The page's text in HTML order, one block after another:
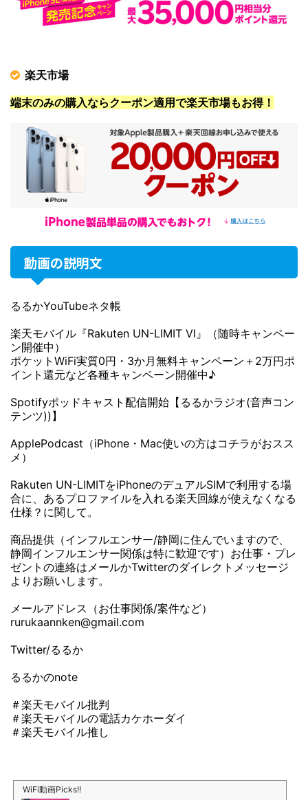
楽天市場
端末のみの購入ならクーポン適用で楽天市場もお得！
動画の説明文
るるかYouTubeネタ帳
楽天モバイル『Rakuten UN-LIMIT Ⅵ』（随時キャンペー
ン開催中）
ポケットWiFi実質0円・3か月無料キャンペーン＋2万円ポ
イント還元など各種キャンペーン開催中♪
Spotifyポッドキャスト配信開始【るるかラジオ(音声コン
テンツ))】
ApplePodcast（iPhone・Mac使いの方はコチラがおスス
メ）
Rakuten UN-LIMITをiPhoneのデュアルSIMで利用する場
合に、あるプロファイルを入れる楽天回線が使えなくなる
仕様？に関して。
商品提供（インフルエンサー/静岡に住んでいますので、
静岡インフルエンサー関係は特に歓迎です）お仕事・プレ
ゼントの連絡はメールかTwitterのダイレクトメッセージ
よりお願いします。
メールアドレス（お仕事関係/案件など）
rurukaannken@gmail.com
Twitter/るるか
るるかのnote
＃楽天モバイル批判
＃楽天モバイルの電話カケホーダイ
＃楽天モバイル推し
WiFi動画Picks!!